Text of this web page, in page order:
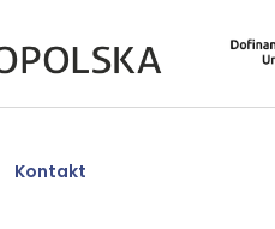
Kontakt